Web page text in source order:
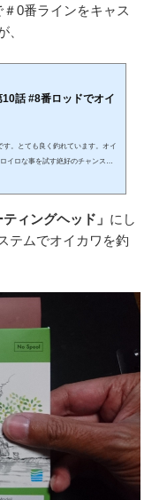
0番ラインをキャス
、
話 #8番ロッドでオイ
す。とても良く釣れています。オイ
イロな事を試す絶好のチャンスで
事を試して...
ィングヘッド」 にし
テムでオイカワを釣